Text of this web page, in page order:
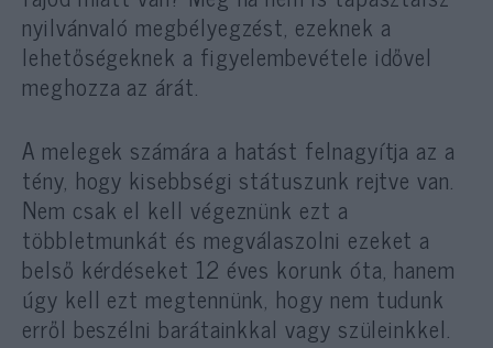
nyilvánvaló megbélyegzést, ezeknek a
lehetőségeknek a figyelembevétele idővel
meghozza az árát.
A melegek számára a hatást felnagyítja az a
tény, hogy kisebbségi státuszunk rejtve van.
Nem csak el kell végeznünk ezt a
többletmunkát és megválaszolni ezeket a
belső kérdéseket 12 éves korunk óta, hanem
úgy kell ezt megtennünk, hogy nem tudunk
erről beszélni barátainkkal vagy szüleinkkel.